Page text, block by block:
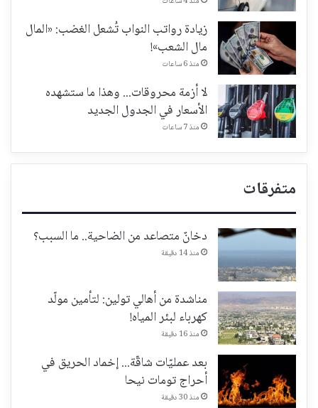
زيادة رواتب النواب تُشعل الغضب: «المال
مال الشعب»!
منذ 6 ساعات
لا أزمة محروقات... وهذا ما ستشهده
الأسعار في الجدول الجديد
منذ 7 ساعات
متفرقات
دخانٌ متصاعد من الضاحية.. ما السبب؟
منذ 14 دقيقة
مناشدة من أهالي تولين: لتأمين مولّد
كهرباء لبئر المياه!
منذ 16 دقيقة
بعد عمليّات شاقّة... إخماد الحريق في
أحراج تومات نيحا
منذ 30 دقيقة